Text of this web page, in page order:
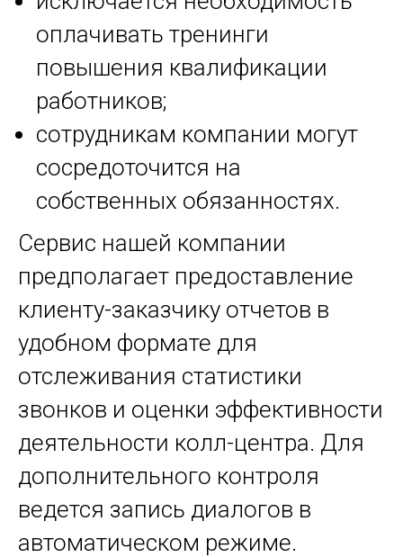
оплачивать тренинги
повышения квалификации
работников;
сотрудникам компании могут
сосредоточится на
собственных обязанностях.
Сервис нашей компании
предполагает предоставление
клиенту-заказчику отчетов в
удобном формате для
отслеживания статистики
звонков и оценки эффективности
деятельности колл-центра. Для
дополнительного контроля
ведется запись диалогов в
автоматическом режиме.